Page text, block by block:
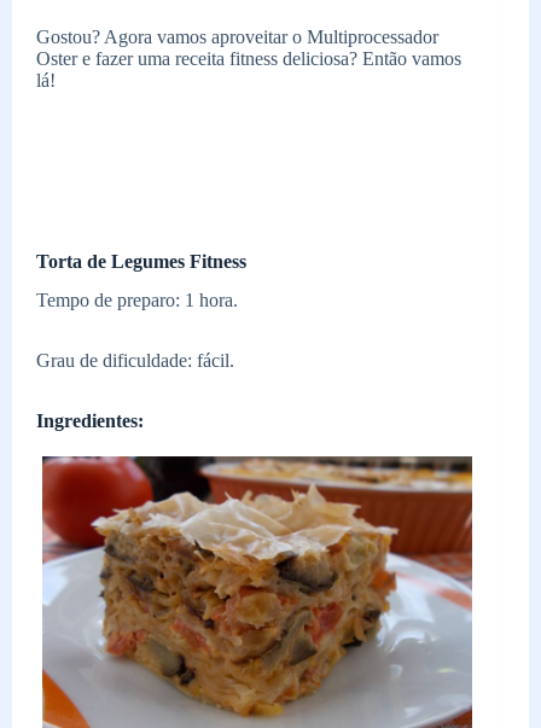
Gostou? Agora vamos aproveitar o Multiprocessador
Oster e fazer uma receita fitness deliciosa? Então vamos
lá!
Torta de Legumes Fitness
Tempo de preparo: 1 hora.
Grau de dificuldade: fácil.
Ingredientes: